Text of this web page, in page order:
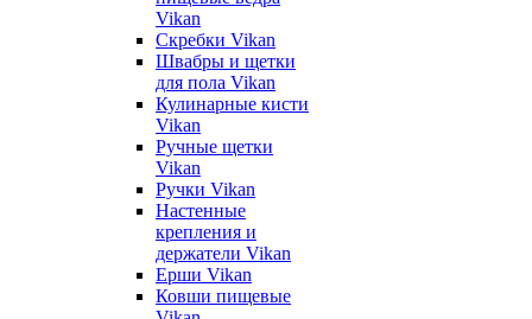
Vikan
Скребки Vikan
Швабры и щетки
для пола Vikan
Кулинарные кисти
Vikan
Ручные щетки
Vikan
Ручки Vikan
Настенные
крепления и
держатели Vikan
Ерши Vikan
Ковши пищевые